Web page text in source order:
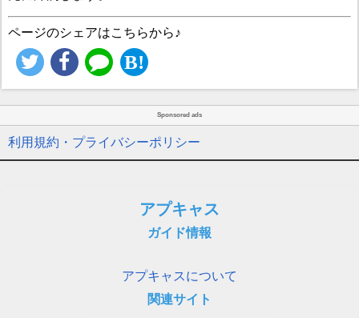
ページのシェアはこちらから♪
Sponsored ads
利用規約・プライバシーポリシー
アプキャス
ガイド情報
アプキャスについて
関連サイト